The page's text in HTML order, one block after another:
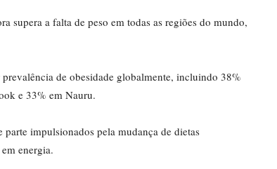
supera a falta de peso em todas as regiões do mundo,
de obesidade globalmente, incluindo 38%
e 33% em Nauru.
parte impulsionados pela mudança de dietas
energia.